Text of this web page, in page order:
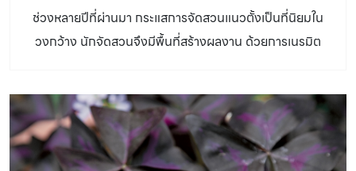
ช่วงหลายปีที่ผ่านมา กระแสการจัดสวนแนวตั้งเป็นที่นิยมใน
วงกว้าง นักจัดสวนจึงมีพื้นที่สร้างผลงาน ด้วยการเนรมิต
สูงสุด บุคคลสำคัญที่ต้องกล่าวถึงคือ แพทริก บลองซ์
(Patrick Blanc) นักพฤกษศาสตร์ชาวฝรั่งเศส ผู้บุกเบิกการ
จัดสวนแนวตั้งจนเป็นที่ยอมรับไปทั่วโลก เขาได้แรงบันดาลใจ